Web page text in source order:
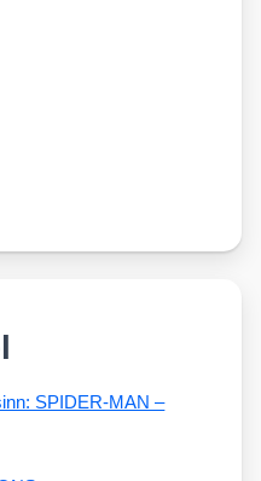
SPIDER-MAN –